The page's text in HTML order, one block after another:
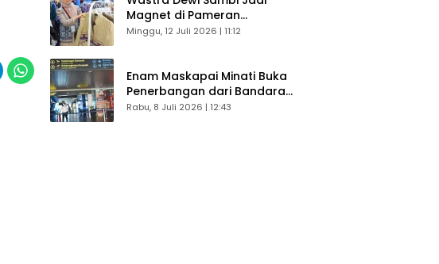
Magnet di Pameran
Dekranasda, Banyak Diminati
Minggu, 12 Juli 2026 | 11:12
Enam Maskapai Minati Buka
Penerbangan dari Bandara
Husein Sastranegara
Rabu, 8 Juli 2026 | 12:43